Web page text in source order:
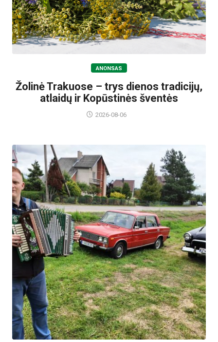
ANONSAS
Žolinė Trakuose – trys dienos tradicijų,
atlaidų ir Kopūstinės šventės
2026-08-06